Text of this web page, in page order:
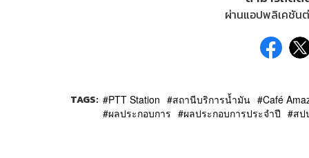
ผ่านแอปพลิเคชัน
TAGS: PTT Station สถานีบริการน้ำมัน
Café
ผลประกอบการ
ผลประกอบการประจำปี สป